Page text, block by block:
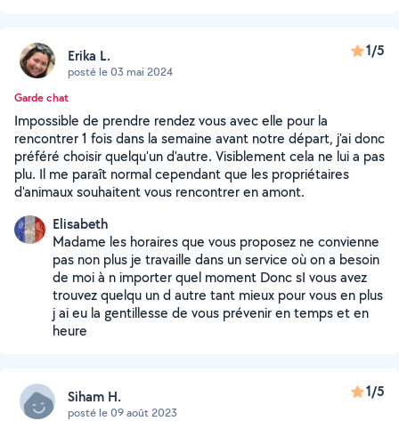
Erika L.
posté le 03 mai 2024
1/5
Garde chat
Impossible de prendre rendez vous avec elle pour la
rencontrer 1 fois dans la semaine avant notre départ, j'ai donc
préféré choisir quelqu'un d'autre. Visiblement cela ne lui a pas
plu. Il me paraît normal cependant que les propriétaires
d'animaux souhaitent vous rencontrer en amont.
Elisabeth
Madame les horaires que vous proposez ne convienne
pas non plus je travaille dans un service où on a besoin
de moi à n importer quel moment Donc sI vous avez
trouvez quelqu un d autre tant mieux pour vous en plus
j ai eu la gentillesse de vous prévenir en temps et en
heure
Siham H.
posté le 09 août 2023
1/5